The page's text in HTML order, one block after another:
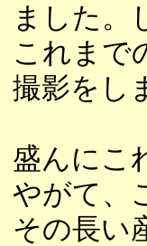
ました。
これまで
撮影をし
盛んにこ
やがて、
その長い